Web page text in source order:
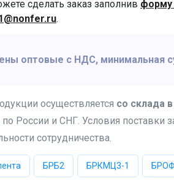
сделать заказ заполнив форму
.
оптовые с НДС, минимальная
осуществляется со склада
по России и СНГ. Условия поставки
сотрудничества.
БРБ2 БРКМЦ3-1